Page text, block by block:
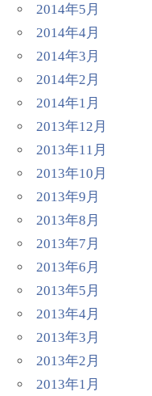
2014年5月
2014年4月
2014年3月
2014年2月
2014年1月
2013年12月
2013年11月
2013年10月
2013年9月
2013年8月
2013年7月
2013年6月
2013年5月
2013年4月
2013年3月
2013年2月
2013年1月